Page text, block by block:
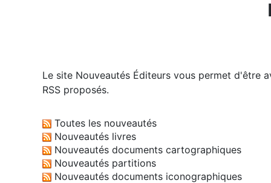
Le site Nouveautés Éditeurs vous permet d'être
RSS proposés.
Toutes les nouveautés
Nouveautés livres
Nouveautés documents cartographiques
Nouveautés partitions
Nouveautés documents iconographiques